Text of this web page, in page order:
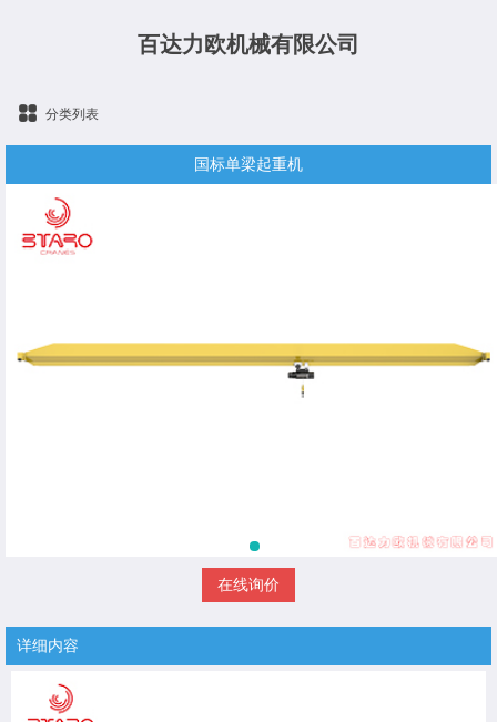
百达力欧机械有限公司
分类列表
国标单梁起重机
在线询价
详细内容